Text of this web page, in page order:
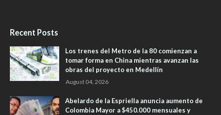
Recent Posts
Los trenes del Metro de la 80 comienzan a
tomar forma en China mientras avanzan las
obras del proyecto en Medellín
August 04, 2026
Abelardo de la Espriella anuncia aumento de
Colombia Mayor a $450.000 mensuales y